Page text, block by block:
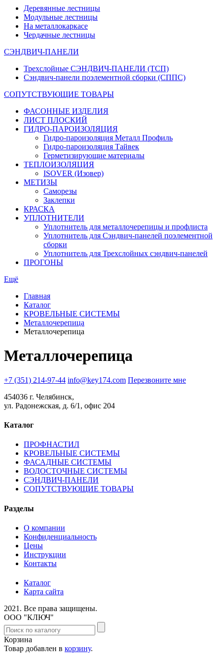
Деревянные лестницы
Модульные лестницы
На металлокаркасе
Чердачные лестницы
СЭНДВИЧ-ПАНЕЛИ
Трехслойные СЭНДВИЧ-ПАНЕЛИ (ТСП)
Сэндвич-панели поэлементной сборки (СППС)
СОПУТСТВУЮЩИЕ ТОВАРЫ
ФАСОННЫЕ ИЗДЕЛИЯ
ЛИСТ ПЛОСКИЙ
ГИДРО-ПАРОИЗОЛЯЦИЯ
Гидро-пароизоляция Металл Профиль
Гидро-пароизоляция Тайвек
Герметизирующие материалы
ТЕПЛОИЗОЛЯЦИЯ
ISOVER (Изовер)
МЕТИЗЫ
Саморезы
Заклепки
КРАСКА
УПЛОТНИТЕЛИ
Уплотнитель для металлочерепицы и профлиста
Уплотнитель для Сэндвич-панелей поэлементной
сборки
Уплотнитель для Трехслойных сэндвич-панелей
ПРОГОНЫ
Ещё
Главная
Каталог
КРОВЕЛЬНЫЕ СИСТЕМЫ
Металлочерепица
Металлочерепица
Металлочерепица
+7 (351) 214-97-44 info@key174.com Перезвоните мне
454036 г. Челябинск,
ул. Радонежская, д. 6/1, офис 204
Каталог
ПРОФНАСТИЛ
КРОВЕЛЬНЫЕ СИСТЕМЫ
ФАСАДНЫЕ СИСТЕМЫ
ВОДОСТОЧНЫЕ СИСТЕМЫ
СЭНДВИЧ-ПАНЕЛИ
СОПУТСТВУЮЩИЕ ТОВАРЫ
Разделы
О компании
Конфиденциальность
Цены
Инструкции
Контакты
Каталог
Карта сайта
2021. Все права защищены.
ООО "КЛЮЧ"
Корзина
Товар добавлен в корзину.